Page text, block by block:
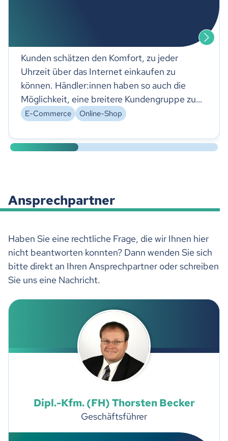
Kunden schätzen den Komfort, zu jeder
Uhrzeit über das Internet einkaufen zu
können. Händler:innen haben so auch die
Möglichkeit, eine breitere Kundengruppe zu
erreichen und die Kundenbindung zu erhöhen.
Händler stellen sollten, bevor sie einen
Online-Shop anbieten.
E-Commerce Online-Shop
Ansprechpartner
Haben Sie eine rechtliche Frage, die wir Ihnen hier
nicht beantworten konnten? Dann wenden Sie sich
bitte direkt an Ihren Ansprechpartner oder schreiben
Sie uns eine Nachricht.
Dipl.-Kfm. (FH)Thorsten Becker
Geschäftsführer